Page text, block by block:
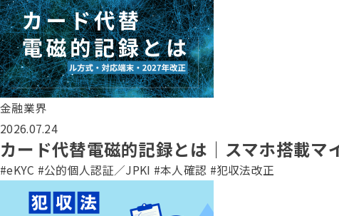
金融業界
2026.07.24
カード代替電磁的記録とは｜スマホ搭載
#eKYC #公的個人認証／JPKI #本人確認 #犯収法改正